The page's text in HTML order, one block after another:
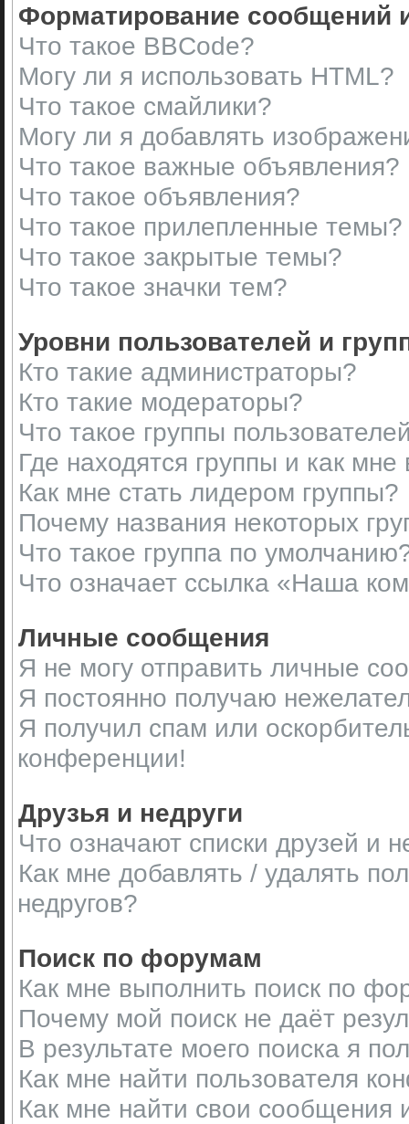
Форматирование сообщений
Что такое BBCode?
Могу ли я использовать HTML?
Что такое смайлики?
Могу ли я добавлять
Что такое важные объявления?
Что такое объявления?
Что такое прилепленные темы?
Что такое закрытые темы?
Что такое значки тем?
Уровни пользователей и
Кто такие администраторы?
Кто такие модераторы?
Что такое группы
Где находятся группы и как мне
Как мне стать лидером группы?
Почему названия некоторых
Что такое группа по
Что означает ссылка «Наша
Личные сообщения
Я не могу отправить личные
Я постоянно получаю
Я получил спам или
конференции!
Друзья и недруги
Что означают списки друзей и
Как мне добавлять / удалять
недругов?
Поиск по форумам
Как мне выполнить поиск по
Почему мой поиск не даёт
В результате моего поиска я
Как мне найти пользователя
Как мне найти свои